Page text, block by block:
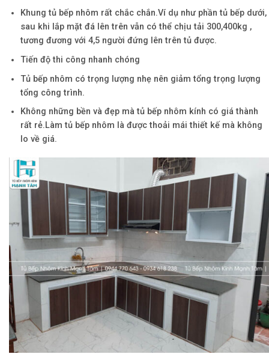
Khung tủ bếp nhôm rất chắc chắn.Ví dụ như phần tủ bếp dưới,
sau khi lắp mặt đá lên trên vẫn có thể chịu tải 300,400kg ,
tương đương với 4,5 người đứng lên trên tủ được.
Tiến độ thi công nhanh chóng
Tủ bếp nhôm có trọng lượng nhẹ nên giảm tổng trọng lượng
tổng công trình.
Không những bền và đẹp mà tủ bếp nhôm kính có giá thành
rất rẻ.Làm tủ bếp nhôm là được thoải mái thiết kế mà không
lo về giá.